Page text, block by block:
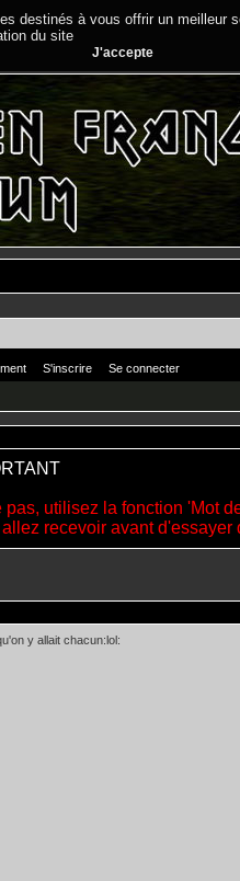
destinés à vous offrir un meilleur
du site
J'accepte
S'inscrire Se connecter
utilisez la fonction 'Mot
recevoir avant d'essayer
y allait chacun:lol: